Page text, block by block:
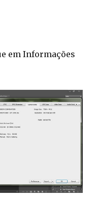
em Informações